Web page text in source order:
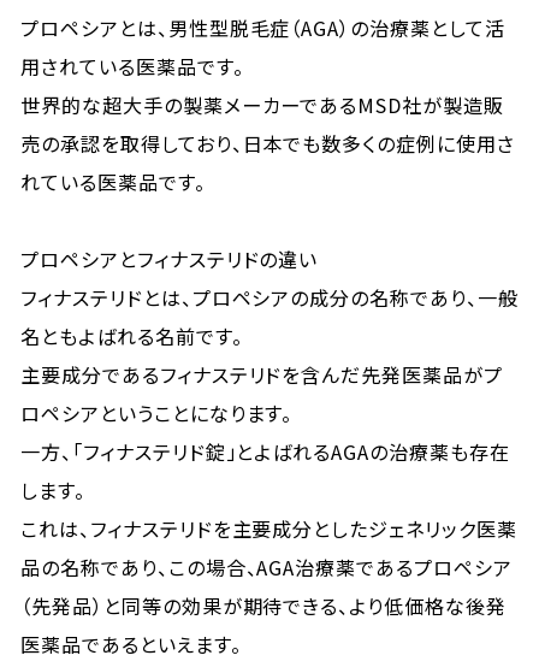
プロペシアとは、男性型脱毛症（AGA）の治療薬として活
用されている医薬品です。
世界的な超大手の製薬メーカーであるMSD社が製造販
売の承認を取得しており、日本でも数多くの症例に使用さ
れている医薬品です。
プロペシアとフィナステリドの違い
フィナステリドとは、プロペシアの成分の名称であり、一般
名ともよばれる名前です。
主要成分であるフィナステリドを含んだ先発医薬品がプ
ロペシアということになります。
一方、「フィナステリド錠」とよばれるAGAの治療薬も存在
します。
これは、フィナステリドを主要成分としたジェネリック医薬
品の名称であり、この場合、AGA治療薬であるプロペシア
（先発品）と同等の効果が期待できる、より低価格な後発
医薬品であるといえます。